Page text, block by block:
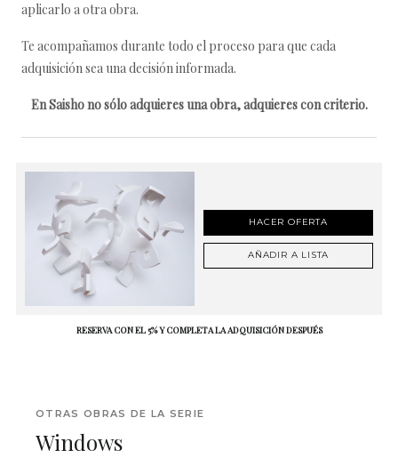
aplicarlo a otra obra.
Te acompañamos durante todo el proceso para que cada
adquisición sea una decisión informada.
En Saisho no sólo adquieres una obra, adquieres con criterio.
HACER OFERTA
AÑADIR A LISTA
RESERVA CON EL 5% Y COMPLETA LA ADQUISICIÓN DESPUÉS
OTRAS OBRAS DE LA SERIE
Windows